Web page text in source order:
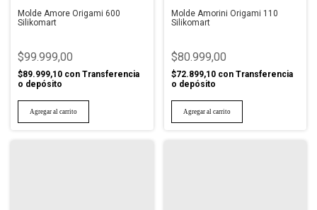
Molde Amore Origami 600
Silikomart
$99.999,00
$89.999,10 con Transferencia
o depósito
Molde Amorini Origami 110
Silikomart
$80.999,00
$72.899,10 con Transferencia
o depósito